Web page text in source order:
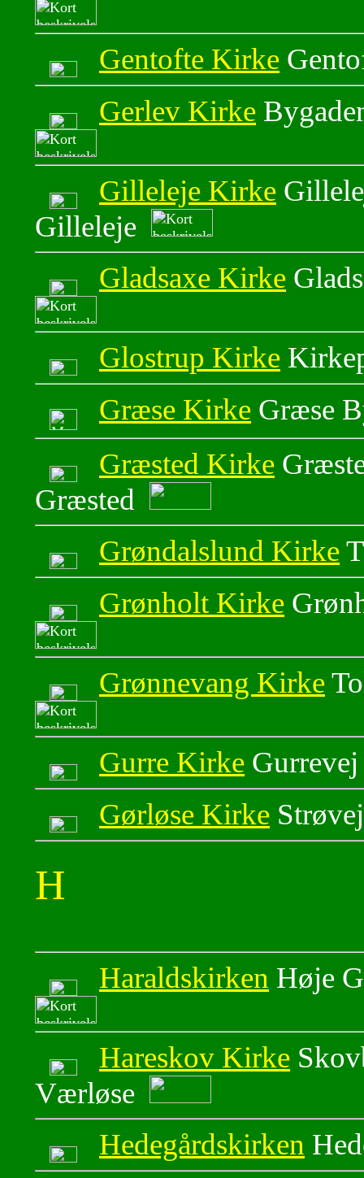
Gentofte Kirke
Gerlev Kirke
Gilleleje Kirke
Gilleleje
Gladsaxe Kirke
Glostrup Kirke
Græse Kirke Græse
Græsted Kirke
Græsted
Grøndalslund Kirke
Grønholt Kirke
Grønnevang Kirke
Gurre Kirke
Gørløse Kirke
H
Haraldskirken Høje
Hareskov Kirke
Værløse
Hedegårdskirken